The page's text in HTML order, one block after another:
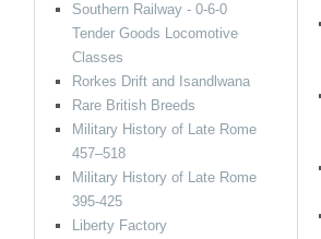
Southern Railway - 0-6-0
Tender Goods Locomotive
Classes
Rorkes Drift and Isandlwana
Rare British Breeds
Military History of Late Rome
457–518
Military History of Late Rome
395-425
Liberty Factory